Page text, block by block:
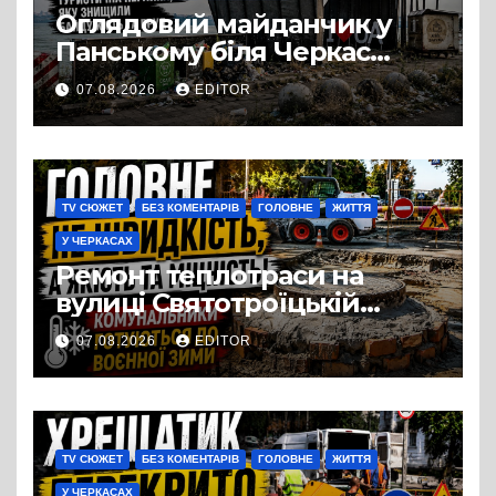
Оглядовий майданчик у
Панському біля Черкас
перетворився на занедбане
сміттєзвалище
07.08.2026 EDITOR
TV СЮЖЕТ БЕЗ КОМЕНТАРІВ ГОЛОВНЕ ЖИТТЯ
У ЧЕРКАСАХ
Ремонт теплотраси на
вулиці Святотроїцькій
затягнувся порівняно із
запланованими термінами.
Вулицю досі не відкрили
для руху
07.08.2026 EDITOR
TV СЮЖЕТ БЕЗ КОМЕНТАРІВ ГОЛОВНЕ ЖИТТЯ
У ЧЕРКАСАХ